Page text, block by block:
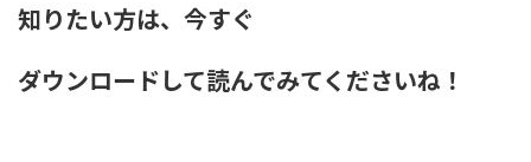
知りたい方は、今すぐ
ダウンロードして読んでみてくださいね！